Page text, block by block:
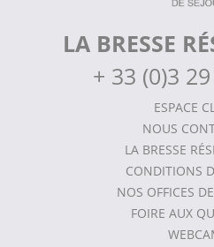
LA BRESSE
+ 33 (0)3
ESPACE
NOUS
LA BRESSE
CONDITIONS
NOS OFFICES
FOIRE AUX